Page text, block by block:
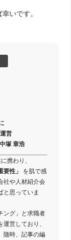
いです。
営
塚 章浩
携わり、
性」
を肌で感
社や人材紹介会
と思っていま
ング」と求職者
営しており、
随時、記事の編